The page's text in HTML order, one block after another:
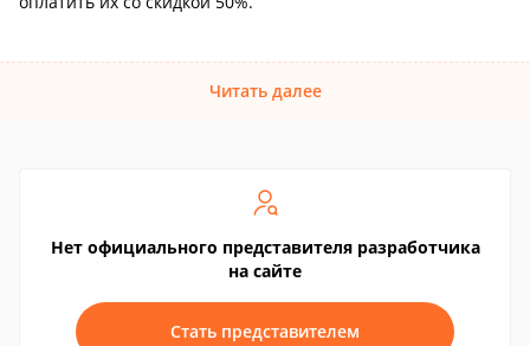
Читать далее
Нет официального представителя разработчика
на сайте
Стать представителем